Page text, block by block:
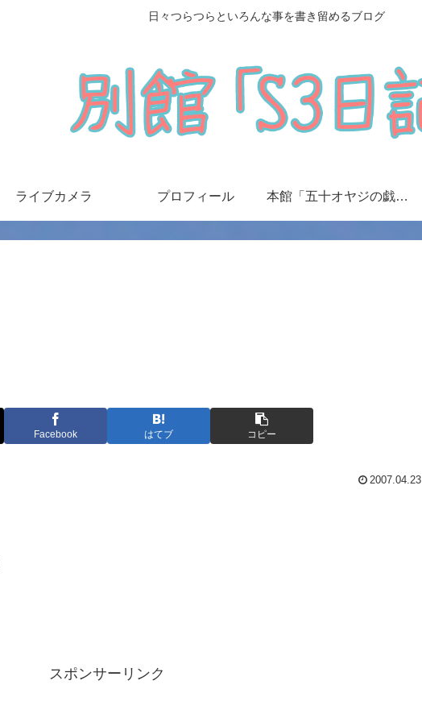
日々つらつらといろんな事を書き留めるブログ
ライブカメラ プロフィール 本館「五十オヤジの戯言日記」
Facebook はてブ コピー
2007.04.23
スポンサーリンク